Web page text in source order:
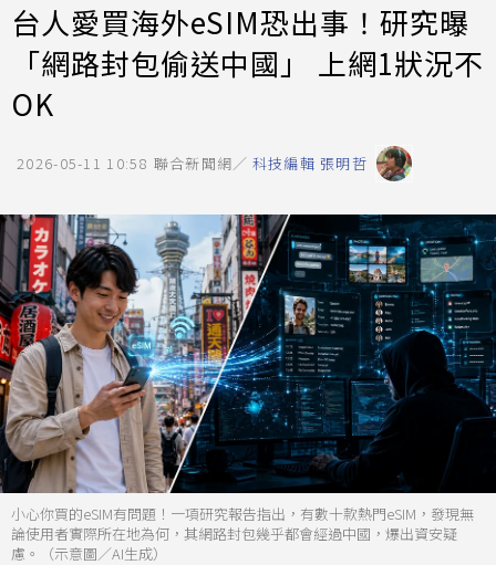
台人愛買海外eSIM恐出事！研究曝
「網路封包偷送中國」 上網1狀況不
OK
2026-05-11 10:58 聯合新聞網／ 科技編輯 張明哲
小心你買的eSIM有問題！一項研究報告指出，有數十款熱門eSIM，發現無
論使用者實際所在地為何，其網路封包幾乎都會經過中國，爆出資安疑
慮。（示意圖／AI生成）